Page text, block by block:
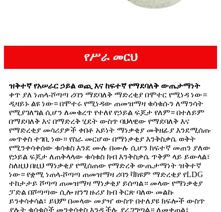
የሥራ መርህ
ዝቅተኛ የአሠራር ኃይል ወጪ እና ከፍተኛ የማደባለቅ ውጤታማነት
ቀጥ ያለ ነጠላ-ሾጣጣ ሪባን ማደባለቅ ማድረቂያ በሞተር የሚነዳ ነው።
ዲዛይኑ ልዩ ነው። በሞተሩ የሚነዳው ጠመዝማዛ ቁሳቁሱን ለማንሳት
የሚያገለግል ሲሆን ለመቁረጥ የተለየ የኃይል ፍጆታ የለም። በተለይም
በማደባለቅ እና በማድረቅ ሂደት ውስጥ ባህላዊው የማደባለቅ እና
የማድረቂያ መሳሪያዎች ቀበቶ አይነት ማነቃቂያ መቅዘፊያ እንደሚሰጡ
መጥቀስ ተገቢ ነው። የስራ መርሆው በማነቃቂያ እንቅስቃሴ ወቅት
የሚንቀሳቀሰው ቁሳቁስ እንደ ሙሉ በሙሉ ሲሆን ከፍተኛ መጠን ያለው
የኃይል ፍጆታ ለጠቅላላው ቁሳቁስ ክብ እንቅስቃሴ ጥቅም ላይ ይውላል፣
ስለዚህ በዚህ ማነቃቂያ የሚሰጠው የማድረቅ ውጤታማነት ዝቅተኛ
ነው። የቋሚ ነጠላ-ሾጣጣ ጠመዝማዛ ሪባን ቫክዩም ማድረቂያ የLDG
ተከታታይ ሾጣጣ ጠመዝማዛ ማነቃቂያ ይሰጣል። መላው የማነቃቂያ
ፓድል በሾጣጣው ሲሎ ዘንግ ዙሪያ ክብ ቅርጽ ባለው መልኩ
ይንቀሳቀሳል፣ ይህም በመላው መያዣ ውስጥ በተለያዩ ክፍሎች ውስጥ
ያሉት ቁሳቁሶች መንቀሳቀስ እንዲችሉ ያረጋግጣል። ለመቀጠል፣